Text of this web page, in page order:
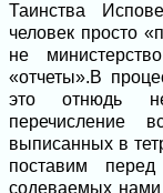
Таинства
человек просто
не
«отчеты».В
это отнюдь
перечисление
выписанных в
поставим
содеваемых нами